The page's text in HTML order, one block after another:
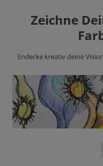
Zeichne
Endecke kreativ deine